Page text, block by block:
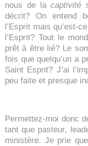
nous de lacaptivité
décrit? On entend
l’Esprit mais qu’est-
l’Esprit? Tout le
prêt à être lié? Le
fois que quelqu’un a
Saint Esprit? J’ai
peu faite et presque
Permettez-moi donc
tant que pasteur,
ministère. Je prie